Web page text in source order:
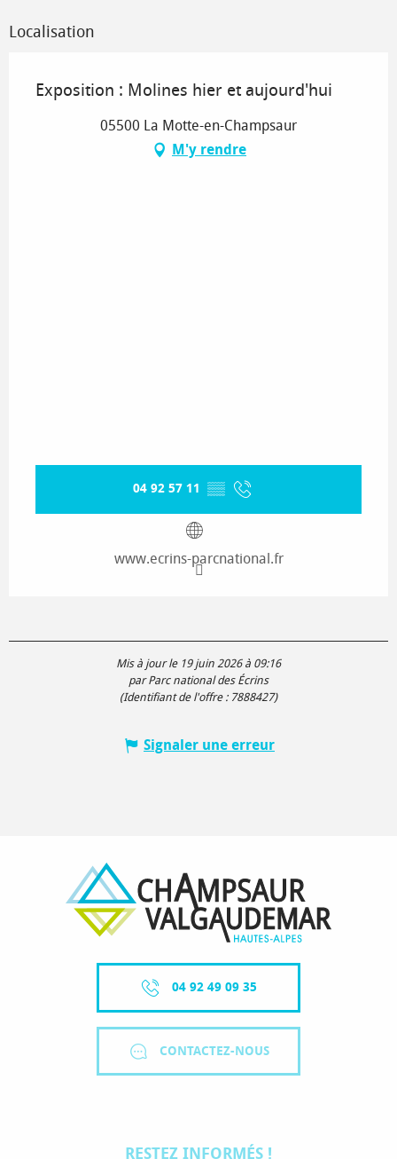
Localisation
Exposition : Molines hier et aujourd'hui
05500 La Motte-en-Champsaur
M'y rendre
04 92 57 11 ▒▒
www.ecrins-parcnational.fr
Mis à jour le 19 juin 2026 à 09:16
par Parc national des Écrins
(Identifiant de l'offre : 7888427)
Signaler une erreur
04 92 49 09 35
CONTACTEZ-NOUS
RESTEZ INFORMÉS !